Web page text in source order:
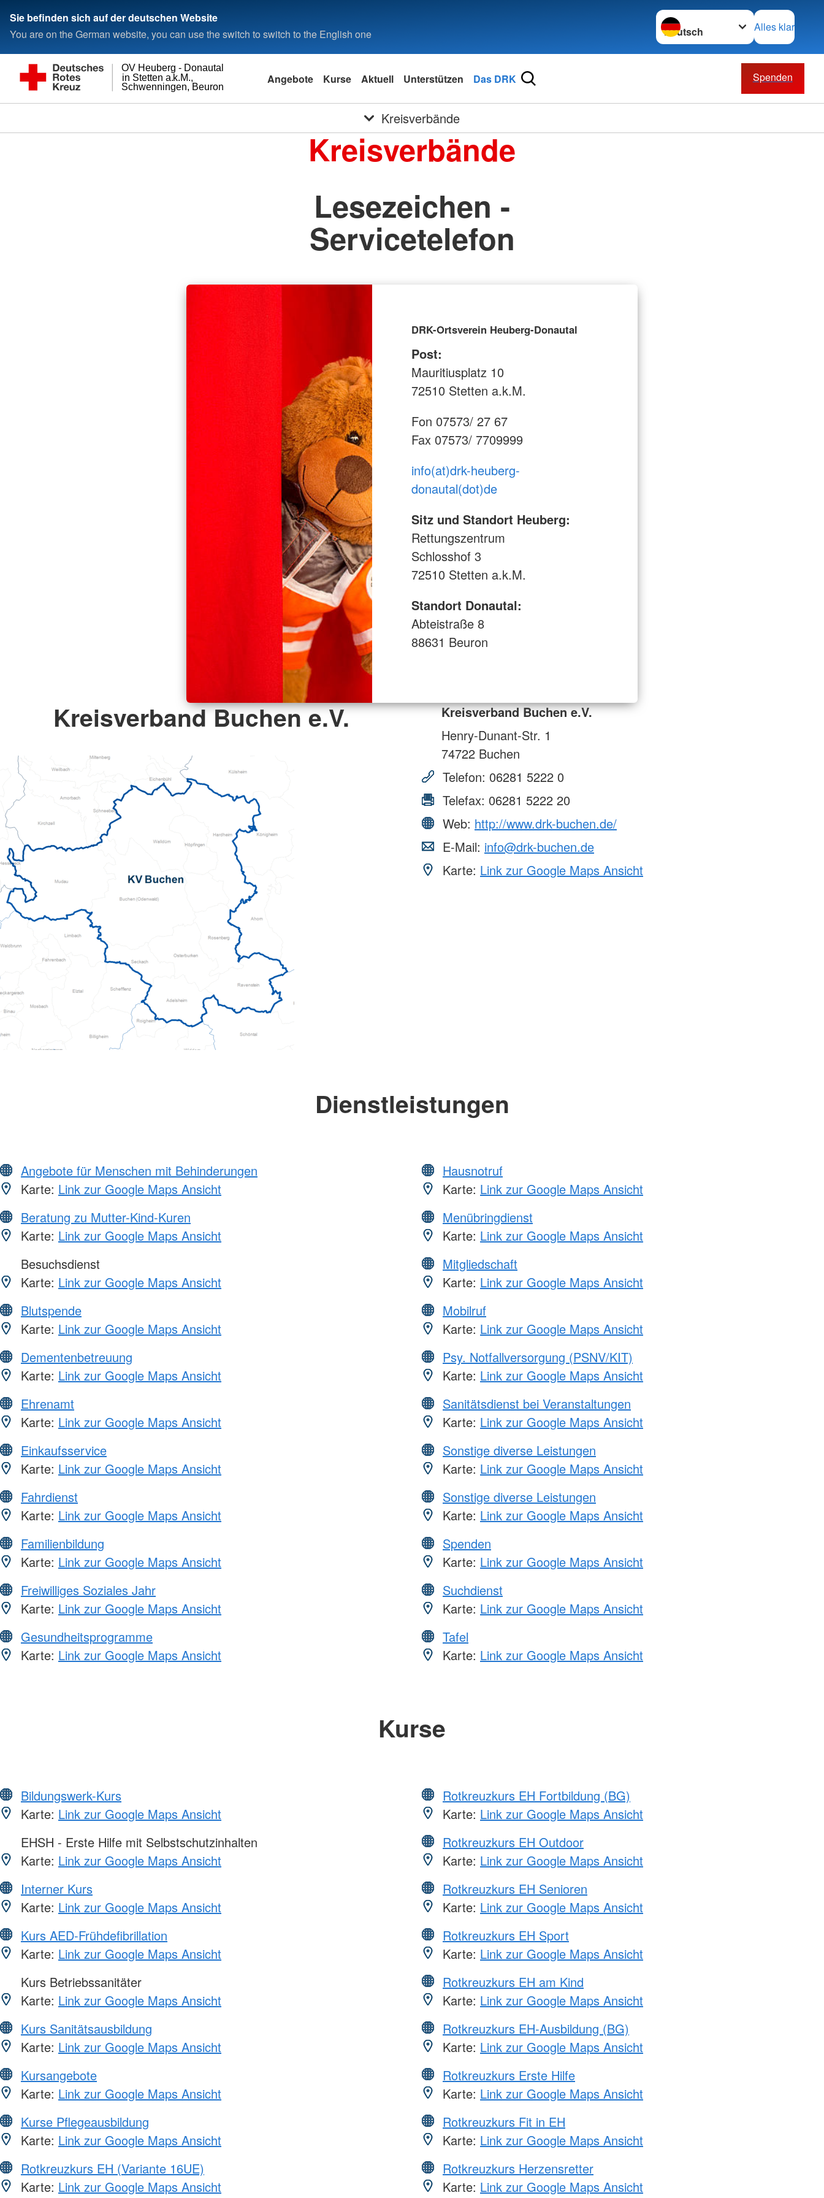
Sie befinden sich auf der deutschen Website
You are on the German website, you can use the switch to switch to the English one
Sprache wechseln zu
Alles klar
Schwenningen, Beuron
in Stetten a.k.M.,
OV Heuberg - Donautal
Angebote Kurse Aktuell Unterstützen Das DRK Spenden
Kreisverbände
Kreisverbände
Lesezeichen -
Servicetelefon
DRK-Ortsverein Heuberg-Donautal
Post:
Mauritiusplatz 10
72510 Stetten a.k.M.
Fon 07573/ 27 67
Fax 07573/ 7709999
info(at)drk-heuberg-
donautal(dot)de
Sitz und Standort Heuberg:
Rettungszentrum
Schlosshof 3
72510 Stetten a.k.M.
Standort Donautal:
Abteistraße 8
88631 Beuron
Kreisverband Buchen e.V.
Kreisverband Buchen e.V.
Henry-Dunant-Str. 1
74722 Buchen
Telefon: 06281 5222 0
Telefax: 06281 5222 20
Web: http://www.drk-buchen.de/
E-Mail: info@drk-buchen.de
Karte: Link zur Google Maps Ansicht
Dienstleistungen
Angebote für Menschen mit Behinderungen
Karte: Link zur Google Maps Ansicht
Beratung zu Mutter-Kind-Kuren
Karte: Link zur Google Maps Ansicht
Besuchsdienst
Karte: Link zur Google Maps Ansicht
Blutspende
Karte: Link zur Google Maps Ansicht
Dementenbetreuung
Karte: Link zur Google Maps Ansicht
Ehrenamt
Karte: Link zur Google Maps Ansicht
Einkaufsservice
Karte: Link zur Google Maps Ansicht
Fahrdienst
Karte: Link zur Google Maps Ansicht
Familienbildung
Karte: Link zur Google Maps Ansicht
Freiwilliges Soziales Jahr
Karte: Link zur Google Maps Ansicht
Gesundheitsprogramme
Karte: Link zur Google Maps Ansicht
Hausnotruf
Karte: Link zur Google Maps Ansicht
Menübringdienst
Karte: Link zur Google Maps Ansicht
Mitgliedschaft
Karte: Link zur Google Maps Ansicht
Mobilruf
Karte: Link zur Google Maps Ansicht
Psy. Notfallversorgung (PSNV/KIT)
Karte: Link zur Google Maps Ansicht
Sanitätsdienst bei Veranstaltungen
Karte: Link zur Google Maps Ansicht
Sonstige diverse Leistungen
Karte: Link zur Google Maps Ansicht
Sonstige diverse Leistungen
Karte: Link zur Google Maps Ansicht
Spenden
Karte: Link zur Google Maps Ansicht
Suchdienst
Karte: Link zur Google Maps Ansicht
Tafel
Karte: Link zur Google Maps Ansicht
Kurse
Bildungswerk-Kurs
Karte: Link zur Google Maps Ansicht
EHSH - Erste Hilfe mit Selbstschutzinhalten
Karte: Link zur Google Maps Ansicht
Interner Kurs
Karte: Link zur Google Maps Ansicht
Kurs AED-Frühdefibrillation
Karte: Link zur Google Maps Ansicht
Kurs Betriebssanitäter
Karte: Link zur Google Maps Ansicht
Kurs Sanitätsausbildung
Karte: Link zur Google Maps Ansicht
Kursangebote
Karte: Link zur Google Maps Ansicht
Kurse Pflegeausbildung
Karte: Link zur Google Maps Ansicht
Rotkreuzkurs EH (Variante 16UE)
Karte: Link zur Google Maps Ansicht
Rotkreuzkurs EH Fortbildung (BG)
Karte: Link zur Google Maps Ansicht
Rotkreuzkurs EH Outdoor
Karte: Link zur Google Maps Ansicht
Rotkreuzkurs EH Senioren
Karte: Link zur Google Maps Ansicht
Rotkreuzkurs EH Sport
Karte: Link zur Google Maps Ansicht
Rotkreuzkurs EH am Kind
Karte: Link zur Google Maps Ansicht
Rotkreuzkurs EH-Ausbildung (BG)
Karte: Link zur Google Maps Ansicht
Rotkreuzkurs Erste Hilfe
Karte: Link zur Google Maps Ansicht
Rotkreuzkurs Fit in EH
Karte: Link zur Google Maps Ansicht
Rotkreuzkurs Herzensretter
Karte: Link zur Google Maps Ansicht